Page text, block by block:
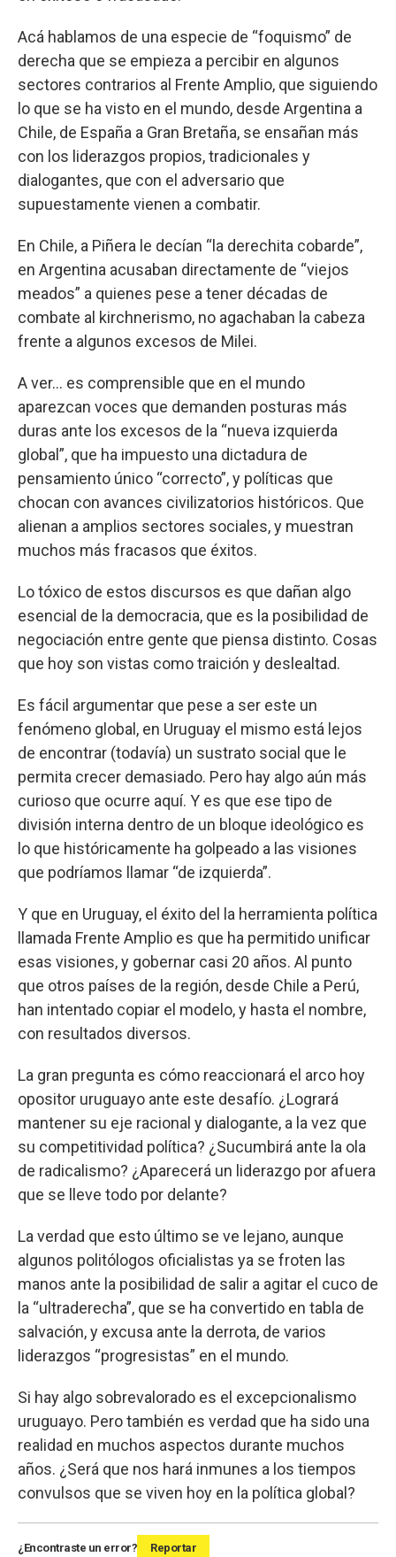
Acá hablamos de una especie de “foquismo” de
derecha que se empieza a percibir en algunos
sectores contrarios al Frente Amplio, que siguiendo
lo que se ha visto en el mundo, desde Argentina a
Chile, de España a Gran Bretaña, se ensañan más
con los liderazgos propios, tradicionales y
dialogantes, que con el adversario que
supuestamente vienen a combatir.
En Chile, a Piñera le decían “la derechita cobarde”,
en Argentina acusaban directamente de “viejos
meados” a quienes pese a tener décadas de
combate al kirchnerismo, no agachaban la cabeza
frente a algunos excesos de Milei.
A ver... es comprensible que en el mundo
aparezcan voces que demanden posturas más
duras ante los excesos de la “nueva izquierda
global”, que ha impuesto una dictadura de
pensamiento único “correcto”, y políticas que
chocan con avances civilizatorios históricos. Que
alienan a amplios sectores sociales, y muestran
muchos más fracasos que éxitos.
Lo tóxico de estos discursos es que dañan algo
esencial de la democracia, que es la posibilidad de
negociación entre gente que piensa distinto. Cosas
que hoy son vistas como traición y deslealtad.
Es fácil argumentar que pese a ser este un
fenómeno global, en Uruguay el mismo está lejos
de encontrar (todavía) un sustrato social que le
permita crecer demasiado. Pero hay algo aún más
curioso que ocurre aquí. Y es que ese tipo de
división interna dentro de un bloque ideológico es
lo que históricamente ha golpeado a las visiones
que podríamos llamar “de izquierda”.
Y que en Uruguay, el éxito del la herramienta política
llamada Frente Amplio es que ha permitido unificar
esas visiones, y gobernar casi 20 años. Al punto
que otros países de la región, desde Chile a Perú,
han intentado copiar el modelo, y hasta el nombre,
con resultados diversos.
La gran pregunta es cómo reaccionará el arco hoy
opositor uruguayo ante este desafío. ¿Logrará
mantener su eje racional y dialogante, a la vez que
su competitividad política? ¿Sucumbirá ante la ola
de radicalismo? ¿Aparecerá un liderazgo por afuera
que se lleve todo por delante?
La verdad que esto último se ve lejano, aunque
algunos politólogos oficialistas ya se froten las
manos ante la posibilidad de salir a agitar el cuco de
la “ultraderecha”, que se ha convertido en tabla de
salvación, y excusa ante la derrota, de varios
liderazgos “progresistas” en el mundo.
Si hay algo sobrevalorado es el excepcionalismo
uruguayo. Pero también es verdad que ha sido una
realidad en muchos aspectos durante muchos
años. ¿Será que nos hará inmunes a los tiempos
convulsos que se viven hoy en la política global?
¿Encontraste un error? Reportar